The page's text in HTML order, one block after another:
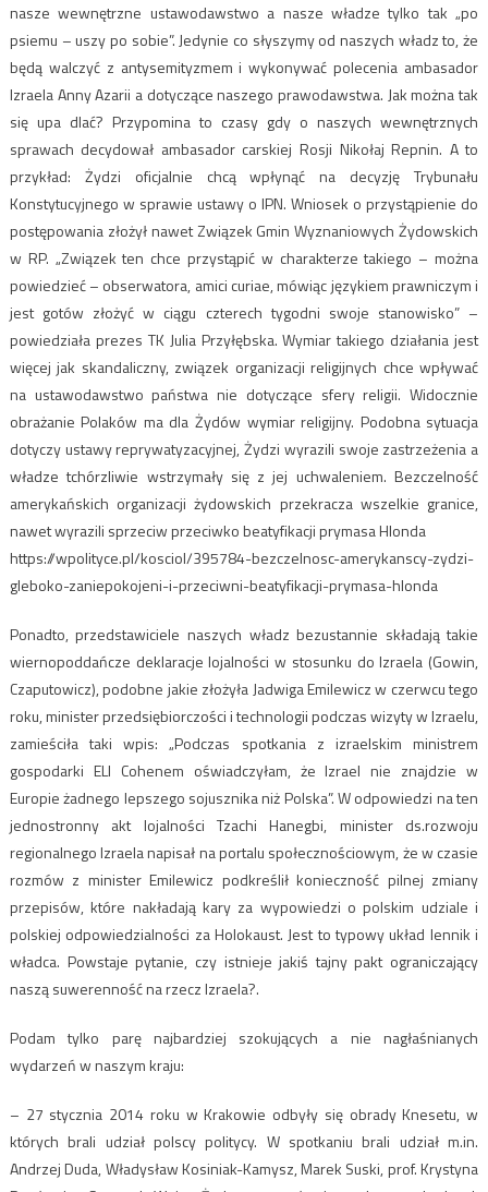
nasze wewnętrzne ustawodawstwo a nasze władze tylko tak „po
psiemu – uszy po sobie”. Jedynie co słyszymy od naszych władz to, że
będą walczyć z antysemityzmem i wykonywać polecenia ambasador
Izraela Anny Azarii a dotyczące naszego prawodawstwa. Jak można tak
się upa dlać? Przypomina to czasy gdy o naszych wewnętrznych
sprawach decydował ambasador carskiej Rosji Nikołaj Repnin. A to
przykład: Żydzi oficjalnie chcą wpłynąć na decyzję Trybunału
Konstytucyjnego w sprawie ustawy o IPN. Wniosek o przystąpienie do
postępowania złożył nawet Związek Gmin Wyznaniowych Żydowskich
w RP. „Związek ten chce przystąpić w charakterze takiego – można
powiedzieć – obserwatora, amici curiae, mówiąc językiem prawniczym i
jest gotów złożyć w ciągu czterech tygodni swoje stanowisko” –
powiedziała prezes TK Julia Przyłębska. Wymiar takiego działania jest
więcej jak skandaliczny, związek organizacji religijnych chce wpływać
na ustawodawstwo państwa nie dotyczące sfery religii. Widocznie
obrażanie Polaków ma dla Żydów wymiar religijny. Podobna sytuacja
dotyczy ustawy reprywatyzacyjnej, Żydzi wyrazili swoje zastrzeżenia a
władze tchórzliwie wstrzymały się z jej uchwaleniem. Bezczelność
amerykańskich organizacji żydowskich przekracza wszelkie granice,
nawet wyrazili sprzeciw przeciwko beatyfikacji prymasa Hlonda
https://wpolityce.pl/kosciol/395784-bezczelnosc-amerykanscy-zydzi-
gleboko-zaniepokojeni-i-przeciwni-beatyfikacji-prymasa-hlonda
Ponadto, przedstawiciele naszych władz bezustannie składają takie
wiernopoddańcze deklaracje lojalności w stosunku do Izraela (Gowin,
Czaputowicz), podobne jakie złożyła Jadwiga Emilewicz w czerwcu tego
roku, minister przedsiębiorczości i technologii podczas wizyty w Izraelu,
zamieściła taki wpis: „Podczas spotkania z izraelskim ministrem
gospodarki ELI Cohenem oświadczyłam, że Izrael nie znajdzie w
Europie żadnego lepszego sojusznika niż Polska”. W odpowiedzi na ten
jednostronny akt lojalności Tzachi Hanegbi, minister ds.rozwoju
regionalnego Izraela napisał na portalu społecznościowym, że w czasie
rozmów z minister Emilewicz podkreślił konieczność pilnej zmiany
przepisów, które nakładają kary za wypowiedzi o polskim udziale i
polskiej odpowiedzialności za Holokaust. Jest to typowy układ lennik i
władca. Powstaje pytanie, czy istnieje jakiś tajny pakt ograniczający
naszą suwerenność na rzecz Izraela?.
Podam tylko parę najbardziej szokujących a nie nagłaśnianych
wydarzeń w naszym kraju:
– 27 stycznia 2014 roku w Krakowie odbyły się obrady Knesetu, w
których brali udział polscy politycy. W spotkaniu brali udział m.in.
Andrzej Duda, Władysław Kosiniak-Kamysz, Marek Suski, prof. Krystyna